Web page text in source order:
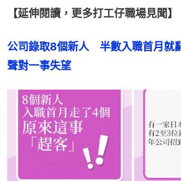
【延伸閱讀，更多打工仔職場見聞】
公司錄取8個新人　半數入職首月就
聲對一事失望